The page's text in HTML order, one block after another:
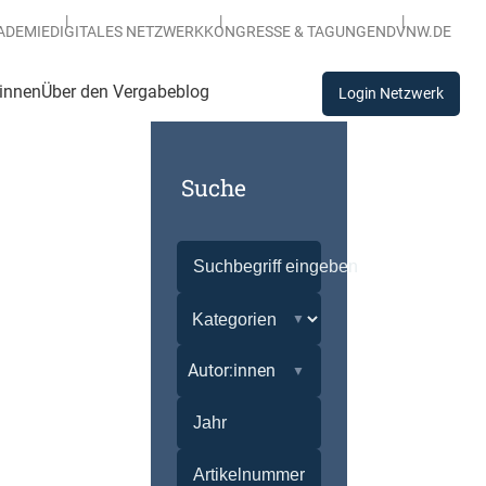
DIGITALES NETZWERKKONGRESSE & TAGUNGENDVNW.DE
Über den Vergabeblog Login Netzwerk
Suche
Autor:innen